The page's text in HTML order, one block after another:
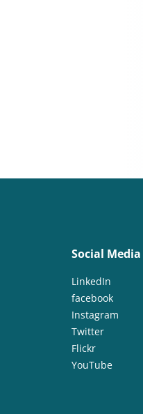
Social Media
LinkedIn
facebook
Instagram
Twitter
Flickr
YouTube